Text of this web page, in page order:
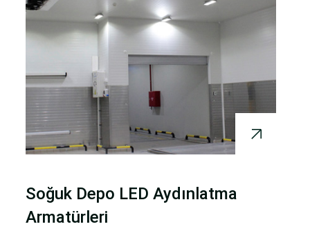
Soğuk Depo LED Aydınlatma
Armatürleri